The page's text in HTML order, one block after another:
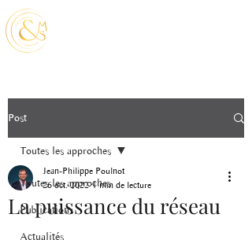
Post
Toutes les approches
Publications
Actualités
Toutes les approches
La puissance du réseau
Jean-Philippe Poulnot
26 oct. 2022 1 min de lecture